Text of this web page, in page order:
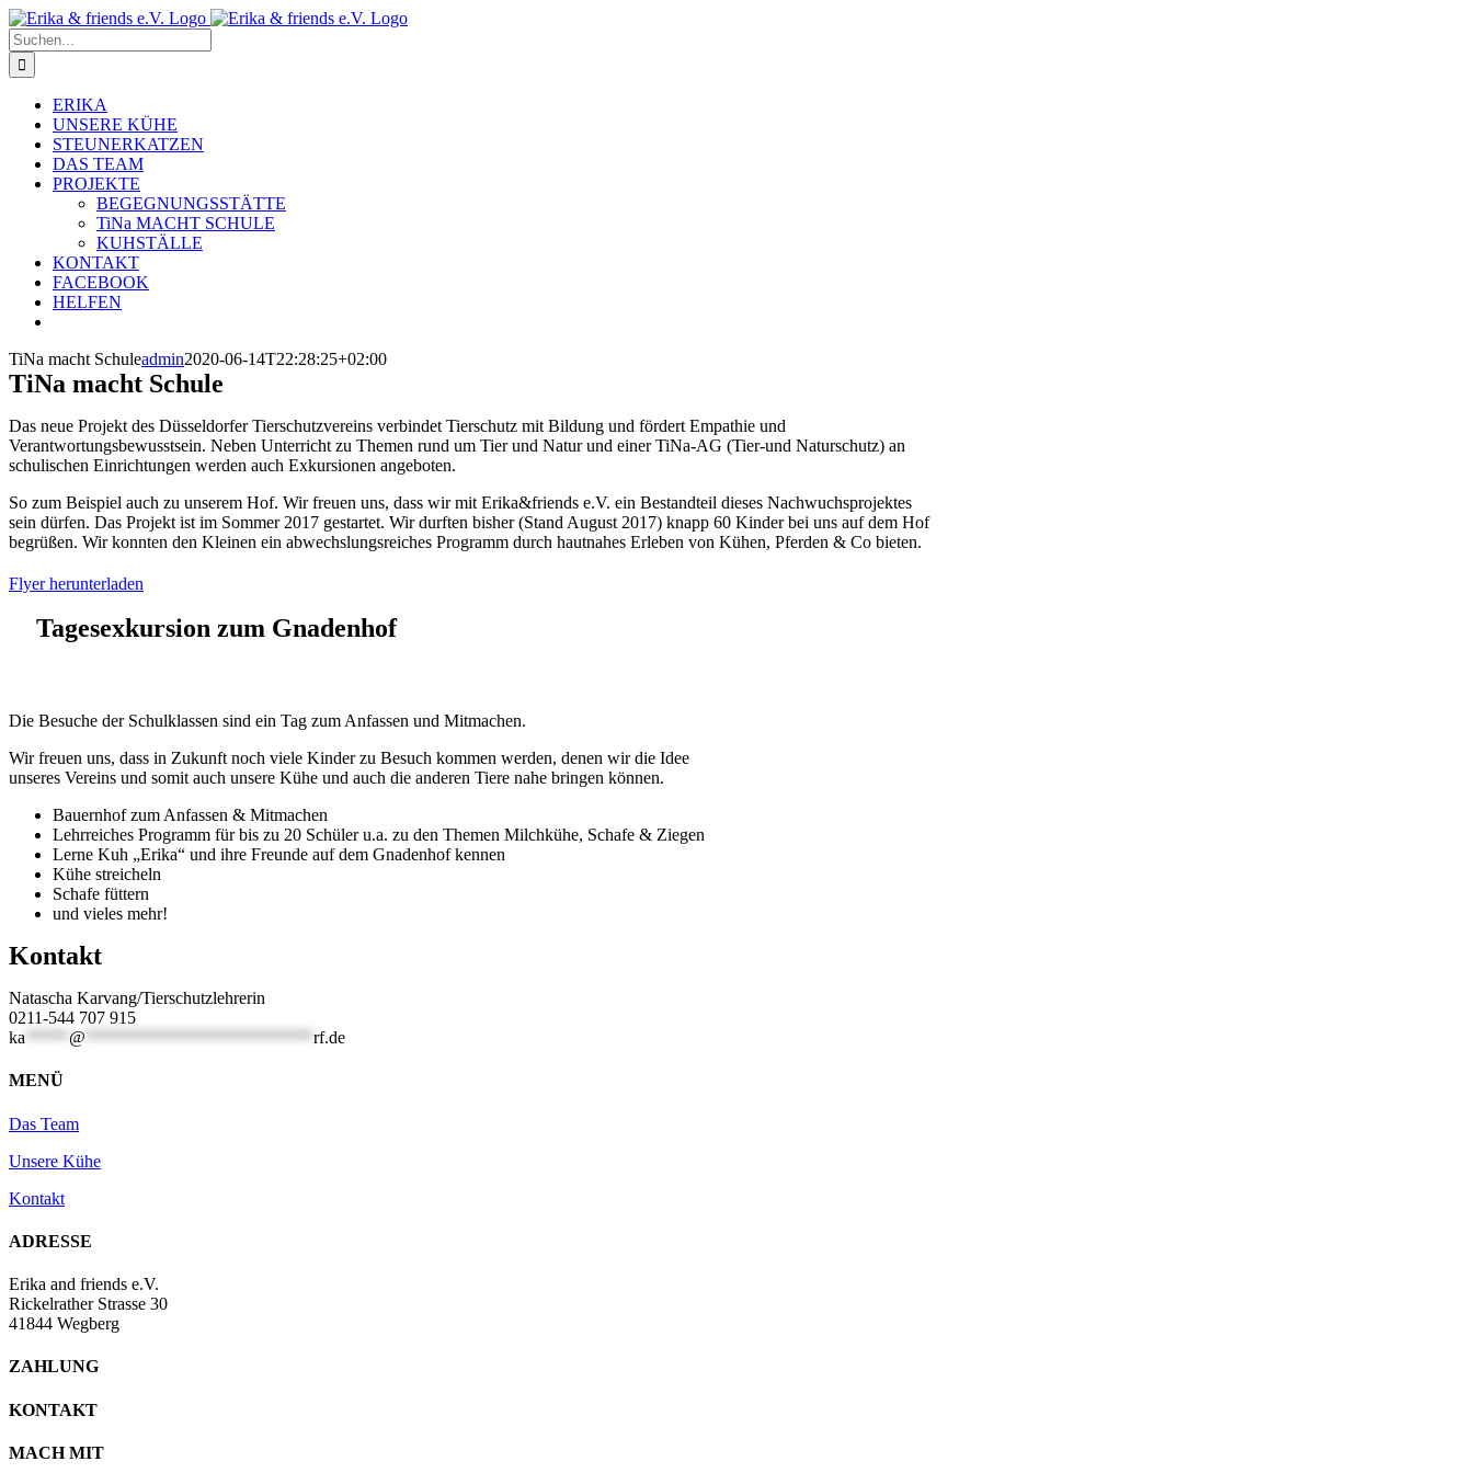
Zum
Inhalt
springen
Suche
nach:
ERIKA
UNSERE KÜHE
STEUNERKATZEN
DAS TEAM
PROJEKTE
BEGEGNUNGSSTÄTTE
TiNa MACHT SCHULE
KUHSTÄLLE
KONTAKT
FACEBOOK
HELFEN
TiNa macht Schuleadmin2020-06-14T22:28:25+02:00
TiNa macht Schule
Das neue Projekt des Düsseldorfer Tierschutzvereins verbindet Tierschutz mit Bildung und fördert Empathie und
Verantwortungsbewusstsein. Neben Unterricht zu Themen rund um Tier und Natur und einer TiNa-AG (Tier-und Naturschutz) an
schulischen Einrichtungen werden auch Exkursionen angeboten.
So zum Beispiel auch zu unserem Hof. Wir freuen uns, dass wir mit Erika&friends e.V. ein Bestandteil dieses Nachwuchsprojektes
sein dürfen. Das Projekt ist im Sommer 2017 gestartet. Wir durften bisher (Stand August 2017) knapp 60 Kinder bei uns auf dem Hof
begrüßen. Wir konnten den Kleinen ein abwechslungsreiches Programm durch hautnahes Erleben von Kühen, Pferden & Co bieten.
Flyer herunterladen
Tagesexkursion zum Gnadenhof
Die Besuche der Schulklassen sind ein Tag zum Anfassen und Mitmachen.
Wir freuen uns, dass in Zukunft noch viele Kinder zu Besuch kommen werden, denen wir die Idee
unseres Vereins und somit auch unsere Kühe und auch die anderen Tiere nahe bringen können.
Bauernhof zum Anfassen & Mitmachen
Lehrreiches Programm für bis zu 20 Schüler u.a. zu den Themen Milchkühe, Schafe & Ziegen
Lerne Kuh „Erika“ und ihre Freunde auf dem Gnadenhof kennen
Kühe streicheln
Schafe füttern
und vieles mehr!
Kontakt
Natascha Karvang/Tierschutzlehrerin
0211-544 707 915
ka
@ rf.de
MENÜ
Das Team
Unsere Kühe
Kontakt
ADRESSE
Erika and friends e.V.
Rickelrather Strasse 30
41844 Wegberg
ZAHLUNG
KONTAKT
MACH MIT